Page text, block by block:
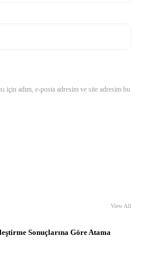
için adım, e-posta adresim ve site adresim bu
View All
Sonuçlarına Göre Atama